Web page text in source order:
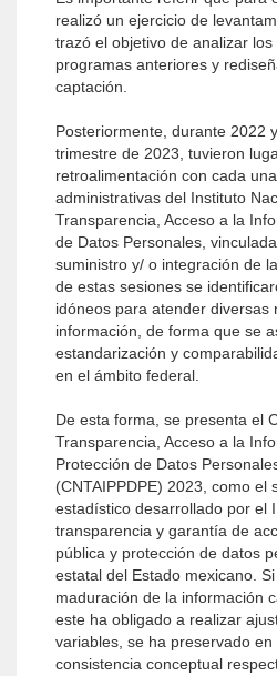
realizó un ejercicio de
trazó el objetivo de analizar
programas anteriores y
captación.
Posteriormente, durante 2022
trimestre de 2023, tuvieron
retroalimentación con cada
administrativas del Instituto
Transparencia, Acceso a la
de Datos Personales,
suministro y/ o integración de
de estas sesiones se
idóneos para atender diversas
información, de forma que se
estandarización y
en el ámbito federal.
De esta forma, se presenta el
Transparencia, Acceso a la
Protección de Datos
(CNTAIPPDPE) 2023, como el
estadístico desarrollado por el
transparencia y garantía de
pública y protección de datos
estatal del Estado mexicano.
maduración de la información
este ha obligado a realizar
variables, se ha preservado
consistencia conceptual